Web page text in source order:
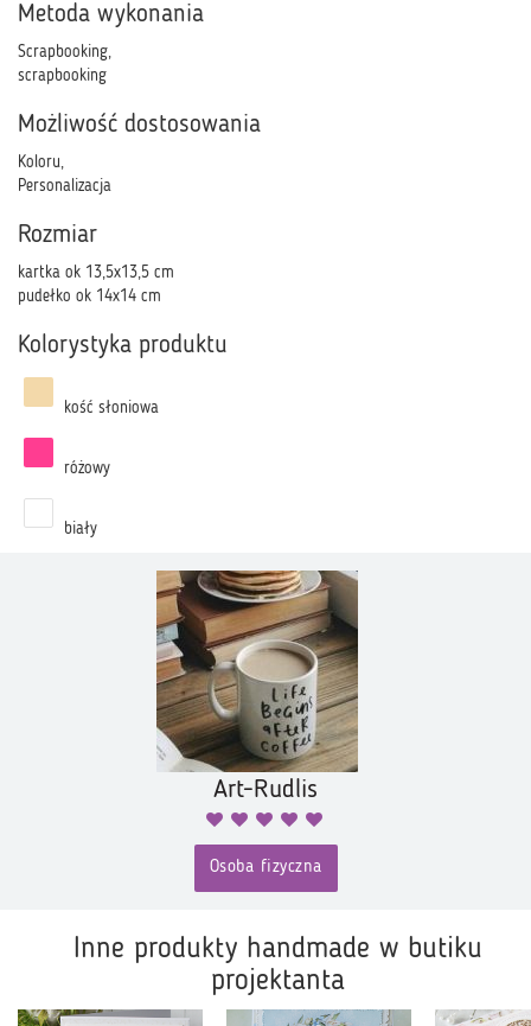
Metoda wykonania
Scrapbooking,
scrapbooking
Możliwość dostosowania
Koloru,
Personalizacja
Rozmiar
kartka ok 13,5x13,5 cm
pudełko ok 14x14 cm
Kolorystyka produktu
kość słoniowa
różowy
biały
Art-Rudlis
Osoba fizyczna
Inne produkty handmade w butiku
projektanta